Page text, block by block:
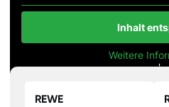
Inhalt
Weitere
'
REWE